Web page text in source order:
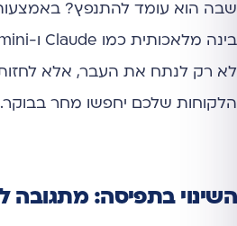
שבה הוא עומד להתנפץ?
לא רק לנתח את העבר, אלא
הלקוחות שלכם יחפשו מחר בבוקר.
השינוי בתפיסה: מתגובה